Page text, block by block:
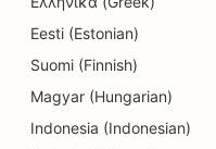
SEO para eletricistas
SEO para
SEO para
Eesti (Estonian)
Suomi (Finnish)
Magyar (Hungarian)
Indonesia (Indonesian)